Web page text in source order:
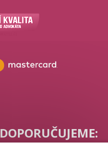
DOPORUČUJEME: